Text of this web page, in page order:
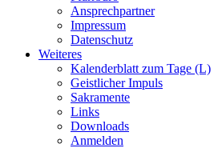
Ansprechpartner
Impressum
Datenschutz
Weiteres
Kalenderblatt zum Tage (L)
Geistlicher Impuls
Sakramente
Links
Downloads
Anmelden